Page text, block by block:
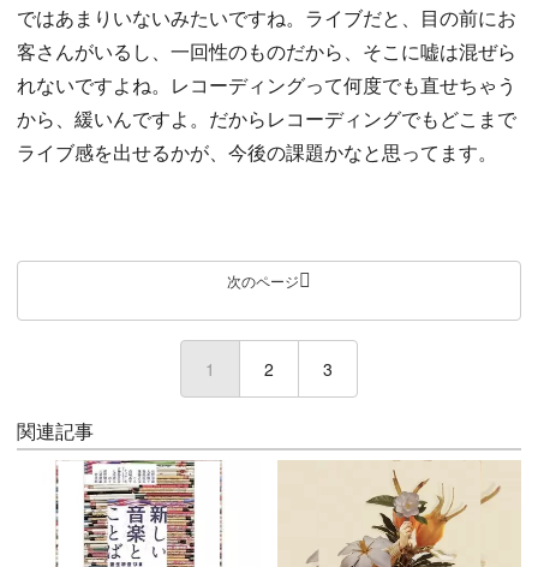
ではあまりいないみたいですね。ライブだと、目の前にお
客さんがいるし、一回性のものだから、そこに嘘は混ぜら
れないですよね。レコーディングって何度でも直せちゃう
から、緩いんですよ。だからレコーディングでもどこまで
ライブ感を出せるかが、今後の課題かなと思ってます。
次のページ
1 (current)
2 3
関連記事